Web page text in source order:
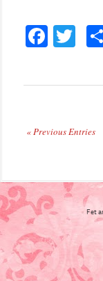
« Previous Entries
Fet